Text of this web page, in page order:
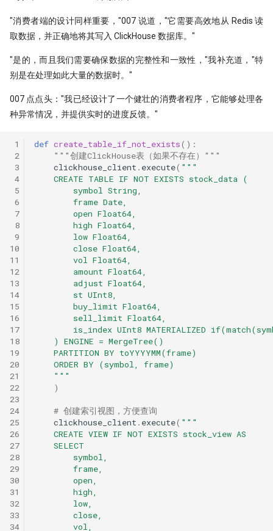
"消费者端的设计同样重要，"007 说道，"它需要高效地从 Redis 读
取数据，并正确地将其写入 ClickHouse 数据库。"
"是的，而且我们需要确保数据的完整性和一致性，"我补充道，"特
别是在处理如此大量的数据时。"
007 点点头："我已经设计了一个健壮的消费者程序，它能够处理各
种异常情况，并提供实时的进度反馈。"
1
2
3
4
5
6
7
8
9
10
11
12
13
14
15
16
17
18
19
20
21
22
23
24
25
26
27
28
29
30
31
32
33
34
def create_table_if_not_exists():
"""创建ClickHouse表（如果不存在）"""
clickhouse_client . execute( """
    CREATE TABLE IF NOT EXISTS stock_data (
        symbol String,
        frame Date,
        open Float64,
        high Float64,
        low Float64,
        close Float64,
        vol Float64,
        amount Float64,
        adjust Float64,
        st UInt8,
        buy_limit Float64,
        sell_limit Float64,
is_index UInt8 MATERIALIZED
    ) ENGINE = MergeTree()
    PARTITION BY toYYYYMM(frame)
    ORDER BY (symbol, frame)
    """
)
# 创建索引视图，方便查询
clickhouse_client . execute( """
    CREATE VIEW IF NOT EXISTS stock_view AS
    SELECT
        symbol,
        frame,
        open,
        high,
        low,
        close,
        vol,